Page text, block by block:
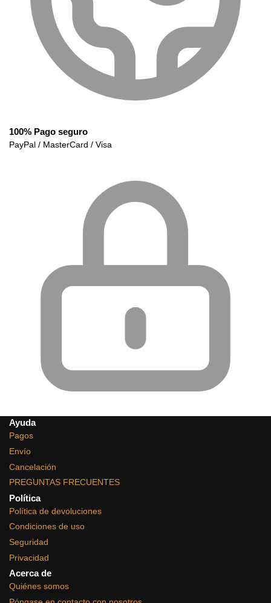
100% Pago seguro
PayPal / MasterCard / Visa
Ayuda
Pagos
Envío
Cancelación
PREGUNTAS FRECUENTES
Política
Política de devoluciones
Condiciones de uso
Seguridad
Privacidad
Acerca de
Quiénes somos